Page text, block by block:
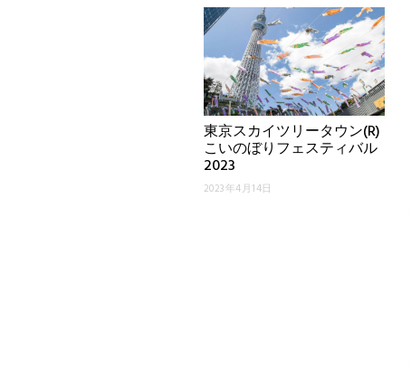
東京スカイツリータウン(R)
こいのぼりフェスティバル
2023
2023年4月14日